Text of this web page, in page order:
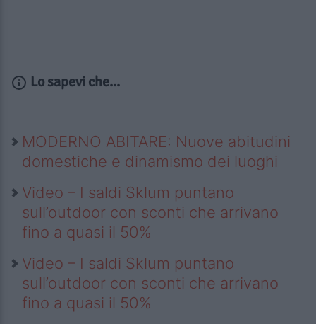
Lo sapevi che...
MODERNO ABITARE: Nuove abitudini
domestiche e dinamismo dei luoghi
Video – I saldi Sklum puntano
sull’outdoor con sconti che arrivano
fino a quasi il 50%
Video – I saldi Sklum puntano
sull’outdoor con sconti che arrivano
fino a quasi il 50%